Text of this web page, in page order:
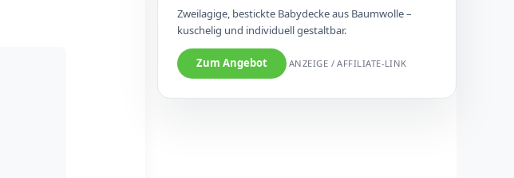
Zweilagige, bestickte Babydecke aus Baumwolle –
kuschelig und individuell gestaltbar.
Zum Angebot ANZEIGE / AFFILIATE-LINK